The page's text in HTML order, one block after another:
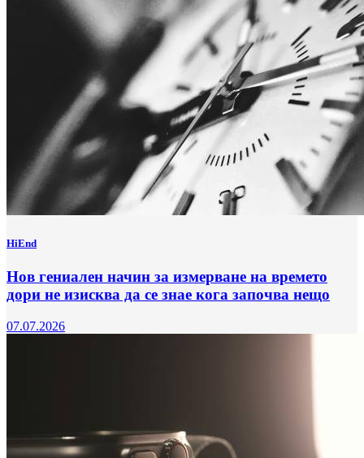
HiEnd
Нов гениален начин за измерване на времето
дори не изисква да се знае кога започва нещо
07.07.2026